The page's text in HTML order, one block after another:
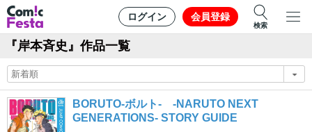
ログイン 会員登録
検索
『岸本斉史』作品一覧
BORUTO-ボルト- -NARUTO NEXT
GENERATIONS- STORY GUIDE